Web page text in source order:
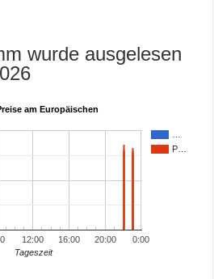
wurde ausgelesen
am Europäischen
P…
12:00 16:00 20:00 0:00
Tageszeit